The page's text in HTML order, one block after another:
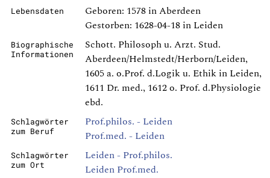
Lebensdaten
Geboren: 1578 in Aberdeen
Gestorben: 1628-04-18 in Leiden
Biographische
Informationen
Schott. Philosoph u. Arzt. Stud.
Aberdeen/Helmstedt/Herborn/Leiden,
1605 a. o.Prof. d.Logik u. Ethik in Leiden,
1611 Dr. med., 1612 o. Prof. d.Physiologie
ebd.
Schlagwörter
zum Beruf
Prof.philos. - Leiden
Prof.med. - Leiden
Schlagwörter
zum Ort
Leiden - Prof.philos.
Leiden Prof.med.